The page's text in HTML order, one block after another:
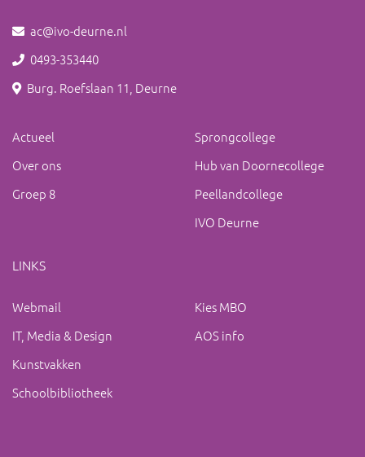
ac@ivo-deurne.nl
0493-353440
Burg. Roefslaan 11, Deurne
Actueel
Over ons
Groep 8
Sprongcollege
Hub van Doornecollege
Peellandcollege
IVO Deurne
LINKS
Webmail
IT, Media & Design
Kunstvakken
Schoolbibliotheek
Kies MBO
AOS info